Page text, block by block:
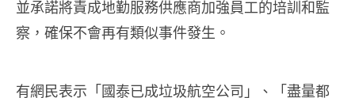
並承諾將責成地勤服務供應商加強員工的培訓和監
察，確保不會再有類似事件發生。
有網民表示「國泰已成垃圾航空公司」、「盡量都